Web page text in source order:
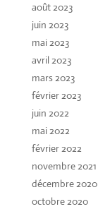
août 2023
juin 2023
mai 2023
avril 2023
mars 2023
février 2023
juin 2022
mai 2022
février 2022
novembre 2021
décembre 2020
octobre 2020